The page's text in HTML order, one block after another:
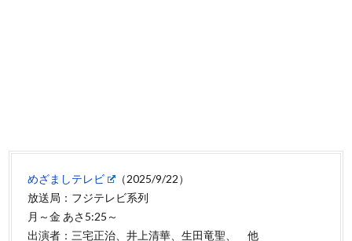
めざましテレビ
（2025/9/22）
放送局：フジテレビ系列
月～金 あさ5:25～
出演者：三宅正治、井上清華、生田竜聖、 他